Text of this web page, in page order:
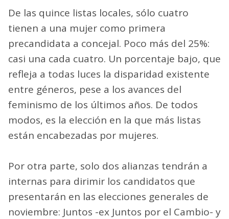
De las quince listas locales, sólo cuatro
tienen a una mujer como primera
precandidata a concejal. Poco más del 25%:
casi una cada cuatro. Un porcentaje bajo, que
refleja a todas luces la disparidad existente
entre géneros, pese a los avances del
feminismo de los últimos años. De todos
modos, es la elección en la que más listas
están encabezadas por mujeres.
Por otra parte, solo dos alianzas tendrán a
internas para dirimir los candidatos que
presentarán en las elecciones generales de
noviembre: Juntos -ex Juntos por el Cambio- y